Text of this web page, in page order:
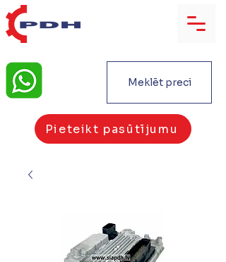
Meklēt preci
Pieteikt pasūtījumu